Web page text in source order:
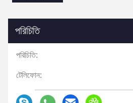
পরিচিতি
পরিচিতি:
টেলিফোন: